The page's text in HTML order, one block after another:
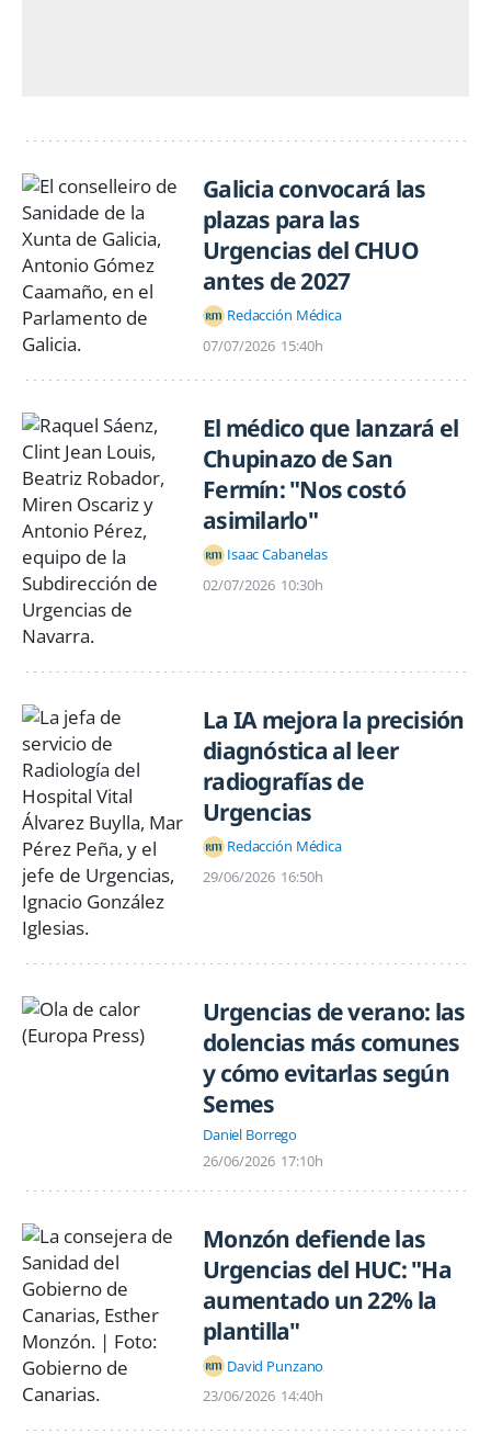
Galicia convocará las
plazas para las
Urgencias del CHUO
antes de 2027
Redacción Médica
07/07/2026 15:40h
El médico que lanzará el
Chupinazo de San
Fermín: "Nos costó
asimilarlo"
Isaac Cabanelas
02/07/2026 10:30h
La IA mejora la precisión
diagnóstica al leer
radiografías de
Urgencias
Redacción Médica
29/06/2026 16:50h
Urgencias de verano: las
dolencias más comunes
y cómo evitarlas según
Semes
Daniel Borrego
26/06/2026 17:10h
Monzón defiende las
Urgencias del HUC: "Ha
aumentado un 22% la
plantilla"
David Punzano
23/06/2026 14:40h